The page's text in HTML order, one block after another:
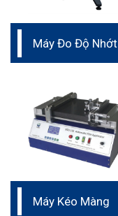
Máy Đo Độ Nhớt
Máy Kéo Màng